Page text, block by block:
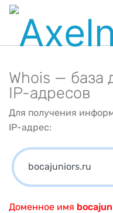
Whois — база
IP-адресов
Для получения
IP-адрес:
Доменное имя